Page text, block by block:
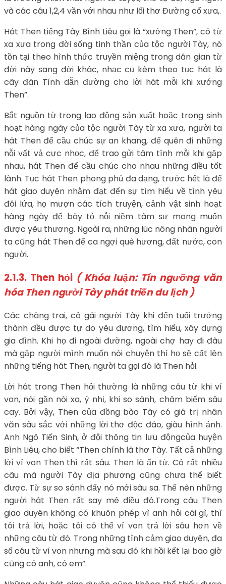
và các câu 1,2,4 vần với nhau như lối thơ Đường cổ xưa,.
Hát Then tiếng Tày Bình Liêu gọi là “xướng Then”, có từ
xa xưa trong đời sống tinh thần của tộc người Tày, nó
tồn tại theo hình thức truyền miệng trong dân gian từ
đời này sang đời khác, nhạc cụ kèm theo tục hát là
cây đàn Tính dẫn đường cho lời hát mỗi khi xướng
Then”.
Bắt nguồn từ trong lao động sản xuất hoặc trong sinh
hoạt hàng ngày của tộc người Tày từ xa xưa, người ta
hát Then để cầu chúc sự an khang, để quên đi những
nỗi vất vả cực nhọc, để trao gửi tâm tình mỗi khi gặp
nhau, hát Then để cầu chúc cho nhau những điều tốt
lành. Tục hát Then phong phú đa dạng, trước hết là để
hát giao duyên nhằm đạt đến sự tìm hiểu về tình yêu
đôi lứa, họ mượn các tích truyện, cảnh vật sinh hoạt
hàng ngày để bày tỏ nỗi niềm tâm sự mong muốn
được yêu thương. Ngoài ra, những lúc nông nhàn người
ta cũng hát Then để ca ngợi quê hương, đất nước, con
người.
2.1.3. Then hỏi( Khóa luận: Tín ngưỡng văn
hóa Then người Tày phát triển du lịch )
Các chàng trai, cô gái người Tày khi đến tuổi trưởng
thành đều được tự do yêu đương, tìm hiểu, xây dựng
gia đình. Khi họ đi ngoài đường, ngoài chợ hay đi đâu
mà gặp người mình muốn nói chuyện thì họ sẽ cất lên
những tiếng hát Then, người ta gọi đó là Then hỏi.
Lời hát trong Then hỏi thường là những câu từ khi ví
von, nói gần nói xa, ý nhị, khi so sánh, châm biếm sâu
cay. Bởi vậy, Then của đồng bào Tày có giá trị nhân
văn sâu sắc với những lời thơ độc đáo, giàu hình ảnh.
Anh Ngô Tiến Sinh, ở đội thông tin lưu độngcủa huyện
Bình Liêu, cho biết “Then chính là thơ Tày. Tất cả những
lời ví von Then thì rất sâu. Then là ẩn từ. Có rất nhiều
câu mà người Tày địa phương cũng chưa thể biết
được. Từ sự so sánh đấy nó mới sâu sa. Thế nên những
người hát Then rất say mê điều đó.Trong câu Then
giao duyên không có khuôn phép vì anh hỏi cái gì, thì
tôi trả lời, hoặc tôi có thể ví von trả lời sâu hơn về
những câu từ đó. Trong những tình cảm giao duyên, đa
số câu từ ví von nhưng mà sau đó khi hồi kết lại bao giờ
cũng có anh, có em”.